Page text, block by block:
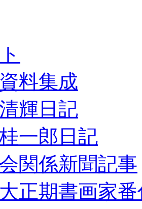
料集成
輝日記
一郎日記
関係新聞記事
正期書画家